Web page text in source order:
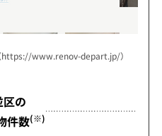
https://www.renov-depart.jp/）
の
件数(※)